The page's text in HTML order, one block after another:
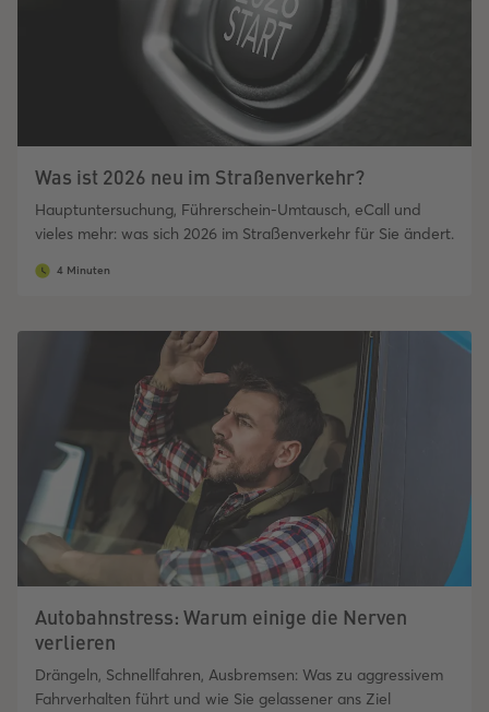
Was ist 2026 neu im Straßenverkehr?
Hauptuntersuchung, Führerschein-Umtausch, eCall und
vieles mehr: was sich 2026 im Straßenverkehr für Sie ändert.
4 Minuten
Autobahnstress: Warum einige die Nerven
verlieren
Drängeln, Schnellfahren, Ausbremsen: Was zu aggressivem
Fahrverhalten führt und wie Sie gelassener ans Ziel